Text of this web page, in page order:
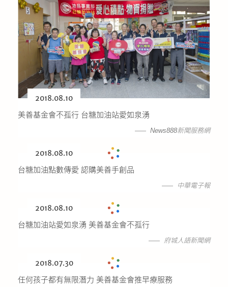
2018.08.10
美善基金會不孤行 台糖加油站愛如泉湧
News888新聞服務網
2018.08.10
台糖加油點數傳愛 認購美善手創品
中華電子報
2018.08.10
台糖加油站愛如泉湧 美善基金會不孤行
府城人語新聞網
2018.07.30
任何孩子都有無限潛力 美善基金會推早療服務